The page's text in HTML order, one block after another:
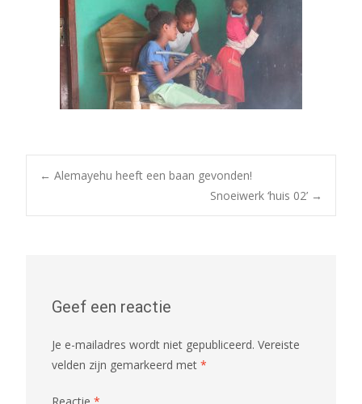
Bericht
← Alemayehu heeft een baan gevonden!
Snoeiwerk ‘huis 02’ →
Geef een reactie
Je e-mailadres wordt niet gepubliceerd. Vereiste
velden zijn gemarkeerd met *
Reactie *